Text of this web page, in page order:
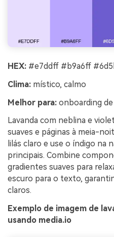
HEX: #e7ddff #b9a6ff
Clima: místico, calmo
Melhor para: onboarding
Lavanda com neblina e
suaves e páginas à meia-
lilás claro e use o índigo na
principais. Combine
gradientes suaves para
escuro para o texto,
claros.
Exemplo de imagem de
usando media.io